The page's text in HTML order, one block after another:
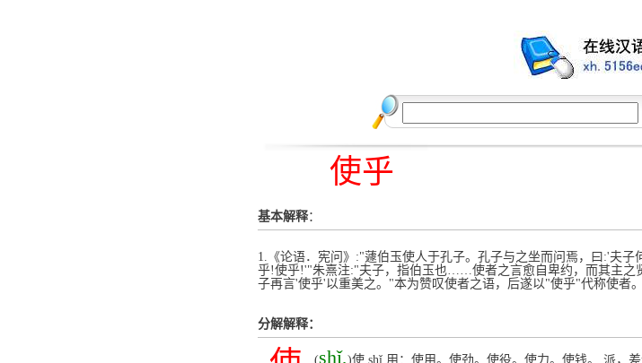
使乎
基本解释：
1.《论语．宪问》:"蘧伯玉使人于孔子。孔子与之坐而问焉，曰:'夫
乎!使乎!'"朱熹注:"夫子，指伯玉也……使者之言愈自卑约，而其主之
子再言'使乎'以重美之。"本为赞叹使者之语，后遂以"使乎"代称使者。
分解解释：
(shǐ,)使 shǐ 用：使用。使劲。使役。使力。使钱。 派，